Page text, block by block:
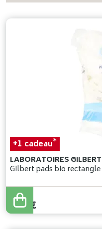
+1 cadeau*
LABORATOIRES
Gilbert pads bio
8,13 €